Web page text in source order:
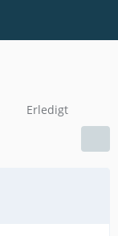
Erledigt